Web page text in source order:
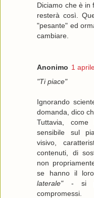
Diciamo che è in
resterà così.
"pesante" ed
cambiare.
Anonimo 1
"Ti piace"
Ignorando
domanda, dico
Tuttavia,
sensibile sul
visivo,
contenuti, di
non
se hanno il
laterale"- si
compromessi.